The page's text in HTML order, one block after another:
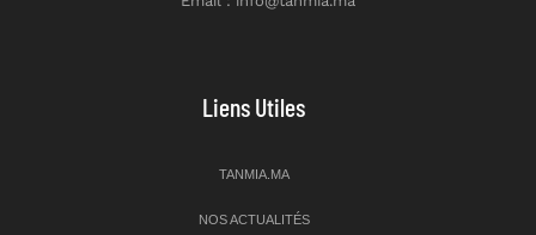
Liens Utiles
TANMIA.MA
NOS ACTUALITÉS